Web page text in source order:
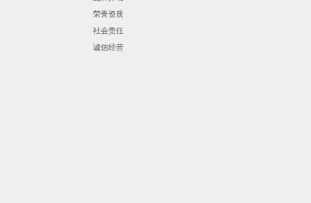
荣誉资质
社会责任
诚信经营